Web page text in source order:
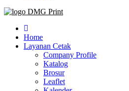
Jasa Cetak Online DMG Printing
Home
Layanan Cetak
Company Profile
Katalog
Brosur
Leaflet